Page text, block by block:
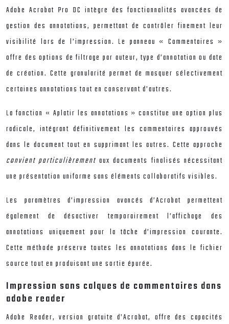
Adobe Acrobat Pro DC intègre des fonctionnalités avancées de
gestion des annotations, permettant de contrôler finement leur
visibilité lors de l’impression. Le panneau « Commentaires »
offre des options de filtrage par auteur, type d’annotation ou date
de création. Cette granularité permet de masquer sélectivement
certaines annotations tout en conservant d’autres.
La fonction « Aplatir les annotations » constitue une option plus
radicale, intégrant définitivement les commentaires approuvés
dans le document tout en supprimant les autres. Cette approche
convient particulièrement aux documents finalisés nécessitant
une présentation uniforme sans éléments collaboratifs visibles.
Les paramètres d’impression avancés d’Acrobat permettent
également de désactiver temporairement l’affichage des
annotations uniquement pour la tâche d’impression courante.
Cette méthode préserve toutes les annotations dans le fichier
source tout en produisant une sortie épurée.
Impression sans calques de commentaires dans
adobe reader
Adobe Reader, version gratuite d’Acrobat, offre des capacités